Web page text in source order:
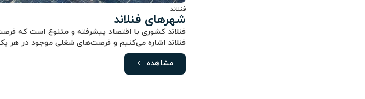
فنلاند
شهرهای فنلاند
فنلاند کشوری با اقتصاد پیشرفته و متنوع است که
فنلاند اشاره می‌کنیم و فرصت‌های شغلی موجود در هر یک،
مشاهده